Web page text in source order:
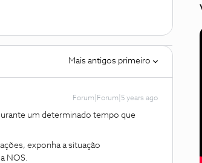
Mais antigos primeiro
Forum|Forum|5 years ago
um determinado tempo que
exponha a situação
NOS.